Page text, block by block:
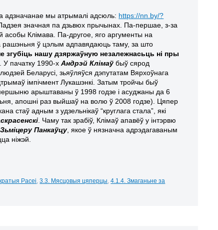
адзначанае мы атрымалі адсюль: https://nn.by/?
Падзея значная па дзьвюх прычынах. Па-першае, з-за
асобы Клімава. Па-другое, яго аргументы на
рашэньня ў цэлым адпавядаюць таму, за што
згубіць нашу дзяржаўную незалежнасьць ні пры
. У пачатку 1990-хАндрэй Клімаўбыў сярод
Беларусі, зьяўляўся дэпутатам Вярхоўнага
імпічмент Лукашэнкі. Затым тройчы быў
арыштаваны ў 1998 годзе і асуджаны да 6
апошні раз выйшаў на волю ў 2008 годзе). Цяпер
стаў адным з удзельнікаў “круглага стала”, які
. Чаму так зрабіў, Клімаў апавёў у інтэрвю
Зьміцеру Панкаўцу, якое ў нязначна адрэдагаваным
ніжэй.
Расеі ,3.3. Мясцовыя цяперцы ,4.1.4. Змаганьне за